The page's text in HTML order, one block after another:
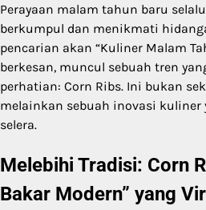
Perayaan malam tahun baru
berkumpul dan menikmati
pencarian akan “Kuliner Malam
berkesan, muncul sebuah tren
perhatian: Corn Ribs. Ini bukan
melainkan sebuah inovasi kuliner
selera.
Melebihi Tradisi: Corn
Bakar Modern” yang